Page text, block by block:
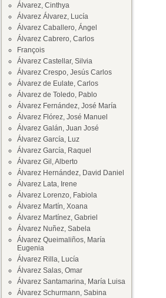
Álvarez, Cinthya
Álvarez Álvarez, Lucía
Álvarez Caballero, Ángel
Álvarez Cabrero, Carlos
François
Álvarez Castellar, Silvia
Álvarez Crespo, Jesús Carlos
Álvarez de Eulate, Carlos
Álvarez de Toledo, Pablo
Álvarez Fernández, José María
Álvarez Flórez, José Manuel
Álvarez Galán, Juan José
Álvarez García, Luz
Álvarez García, Raquel
Álvarez Gil, Alberto
Álvarez Hernández, David Daniel
Álvarez Lata, Irene
Álvarez Lorenzo, Fabiola
Álvarez Martín, Xoana
Álvarez Martínez, Gabriel
Álvarez Nuñez, Sabela
Álvarez Queimaliños, María
Eugenia
Álvarez Rilla, Lucía
Álvarez Salas, Omar
Álvarez Santamarina, María Luisa
Álvarez Schurmann, Sabina